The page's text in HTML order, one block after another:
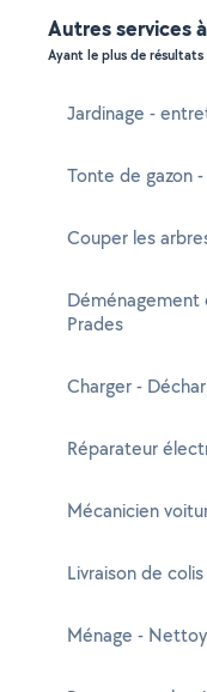
Autres services
Ayant le plus de
Jardinage -
Tonte de gazon
Couper les
Déménagement
Prades
Charger -
Réparateur
Mécanicien
Livraison de
Ménage -